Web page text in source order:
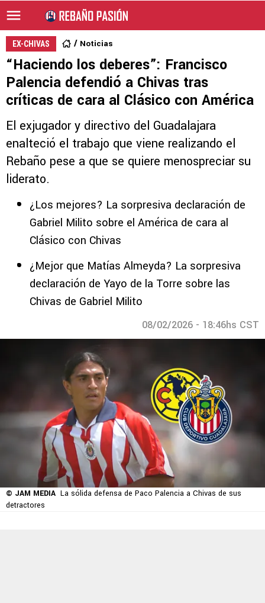
EX-CHIVAS Noticias
“Haciendo los deberes”: Francisco
Palencia defendió a Chivas tras
críticas de cara al Clásico con América
El exjugador y directivo del Guadalajara
enalteció el trabajo que viene realizando el
Rebaño pese a que se quiere menospreciar su
liderato.
¿Los mejores? La sorpresiva declaración de
Gabriel Milito sobre el América de cara al
Clásico con Chivas
¿Mejor que Matías Almeyda? La sorpresiva
declaración de Yayo de la Torre sobre las
Chivas de Gabriel Milito
08/02/2026 - 18:46hs CST
© JAM MEDIA La sólida defensa de Paco Palencia a Chivas de sus
detractores